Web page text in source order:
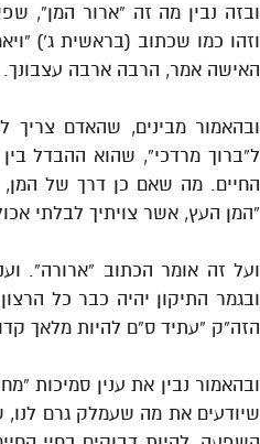
ובזה נבין מה זה “ארור המן”,
וזהו כמו שכתוב (בראשית ג’)
האישה אמר, הרבה ארבה
ובהאמור מבינים, שהאדם צריך
ל”ברוך מרדכי”, שהוא ההבדל
החיים. מה שאם כן דרך של
“המן העץ, אשר צויתיך לבלתי
ועל זה אומר הכתוב “ארורה”.
ובגמר התיקון יהיה כבר כל
הזה”ק “עתיד ס”ם להיות מלאך
ובהאמור נבין את ענין סמיכות
שיודעים את מה שעמלק גרם לנו,